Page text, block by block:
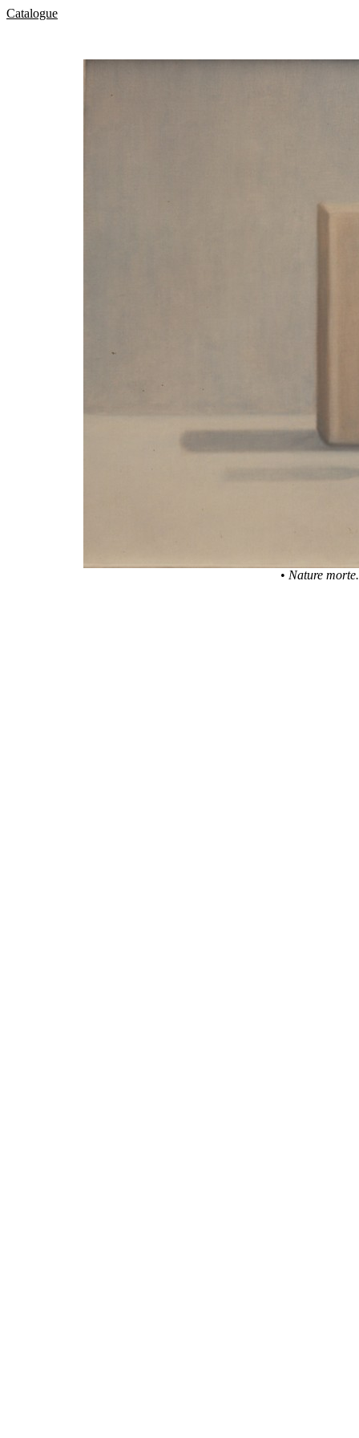
Catalogue
• Nature